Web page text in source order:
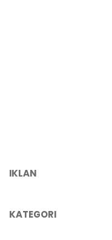
IKLAN
KATEGORI